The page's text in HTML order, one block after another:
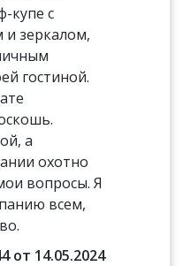
купе с
и зеркалом,
гостиной.
а
охотно
вопросы. Я
всем,
от 14.05.2024